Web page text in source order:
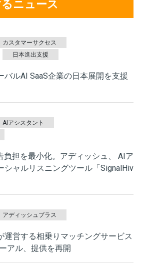
ニュース
カスタマーサクセス
日本進出支援
バルAI SaaS企業の日本展開を支援
AIアシスタント
負担を最小化。アディッシュ、 AIア
シャルリスニングツール「SignalHiv
アディッシュプラス
運営する相乗りマッチングサービス
アル、提供を再開